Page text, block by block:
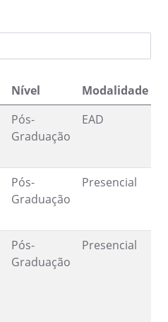
Nível Modalidade
Pós-
Graduação
EAD
Pós-
Graduação
Presencial
Pós-
Graduação
Presencial